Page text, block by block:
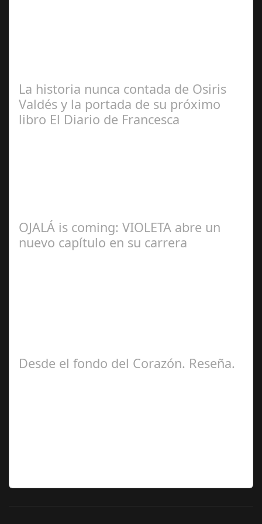
La historia nunca contada de Osiris
Valdés y la portada de su próximo
libro El Diario de Francesca
OJALÁ is coming: VIOLETA abre un
nuevo capítulo en su carrera
Desde el fondo del Corazón. Reseña.